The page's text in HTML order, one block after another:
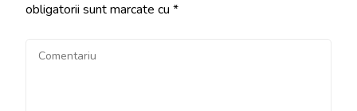
obligatorii sunt marcate cu *